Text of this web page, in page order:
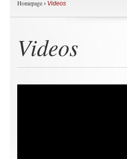
Homepage › Videos
Videos